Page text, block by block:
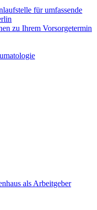
für umfassende
zu Ihrem Vorsorgetermin
als Arbeitgeber